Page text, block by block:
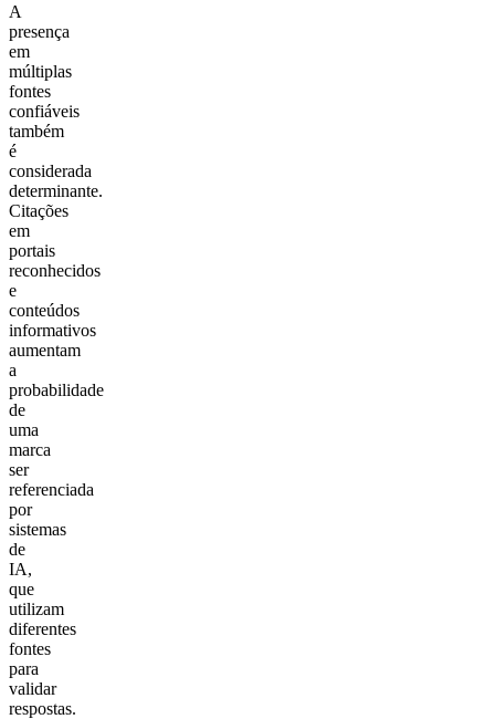
A
presença
em
múltiplas
fontes
confiáveis
também
é
considerada
determinante.
Citações
em
portais
reconhecidos
e
conteúdos
informativos
aumentam
a
probabilidade
de
uma
marca
ser
referenciada
por
sistemas
de
IA,
que
utilizam
diferentes
fontes
para
validar
respostas.